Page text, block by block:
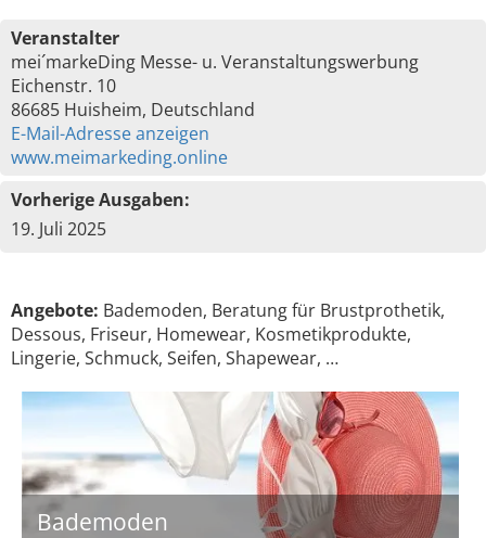
Veranstalter
mei´markeDing Messe- u. Veranstaltungswerbung
Eichenstr. 10
86685 Huisheim, Deutschland
E-Mail-Adresse anzeigen
www.meimarkeding.online
Vorherige Ausgaben:
19. Juli 2025
Angebote: Bademoden, Beratung für Brustprothetik,
Dessous, Friseur, Homewear, Kosmetikprodukte,
Lingerie, Schmuck, Seifen, Shapewear, …
Bademoden